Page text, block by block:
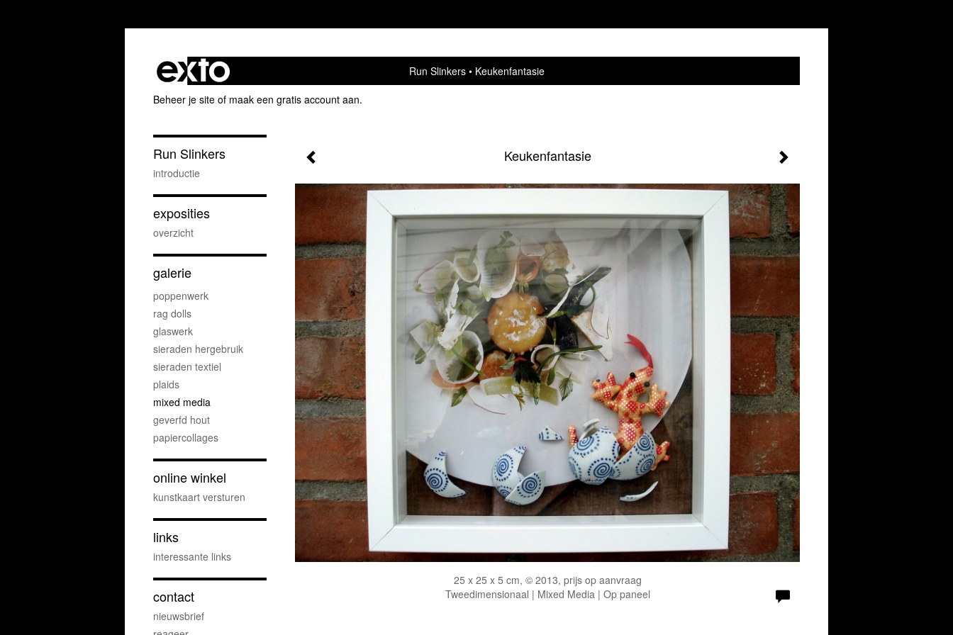
Run Slinkers
Keukenfantasie
Beheer je site of maak een gratis account aan.
Keukenfantasie
25 x 25 x 5 cm, © 2013, prijs op aanvraag
Tweedimensionaal | Mixed Media | Op paneel
Run Slinkers
introductie
exposities
overzicht
galerie
poppenwerk
rag dolls
glaswerk
sieraden hergebruik
sieraden textiel
plaids
mixed media
geverfd hout
papiercollages
online winkel
kunstkaart versturen
links
interessante links
contact
nieuwsbrief